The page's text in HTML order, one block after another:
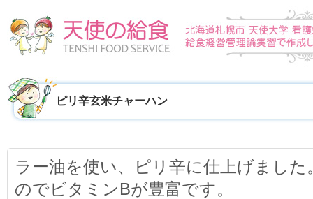
ピリ辛玄米チャーハン
ラー油を使い、ピリ辛に仕上げまし
のでビタミンBが豊富です。